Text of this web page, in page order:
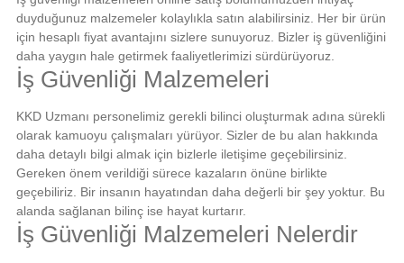
duyduğunuz malzemeler kolaylıkla satın alabilirsiniz. Her bir ürün
için hesaplı fiyat avantajını sizlere sunuyoruz. Bizler iş güvenliğini
daha yaygın hale getirmek faaliyetlerimizi sürdürüyoruz.
İş Güvenliği Malzemeleri
KKD Uzmanı personelimiz gerekli bilinci oluşturmak adına sürekli
olarak kamuoyu çalışmaları yürüyor. Sizler de bu alan hakkında
daha detaylı bilgi almak için bizlerle iletişime geçebilirsiniz.
Gereken önem verildiği sürece kazaların önüne birlikte
geçebiliriz. Bir insanın hayatından daha değerli bir şey yoktur. Bu
alanda sağlanan bilinç ise hayat kurtarır.
İş Güvenliği Malzemeleri Nelerdir